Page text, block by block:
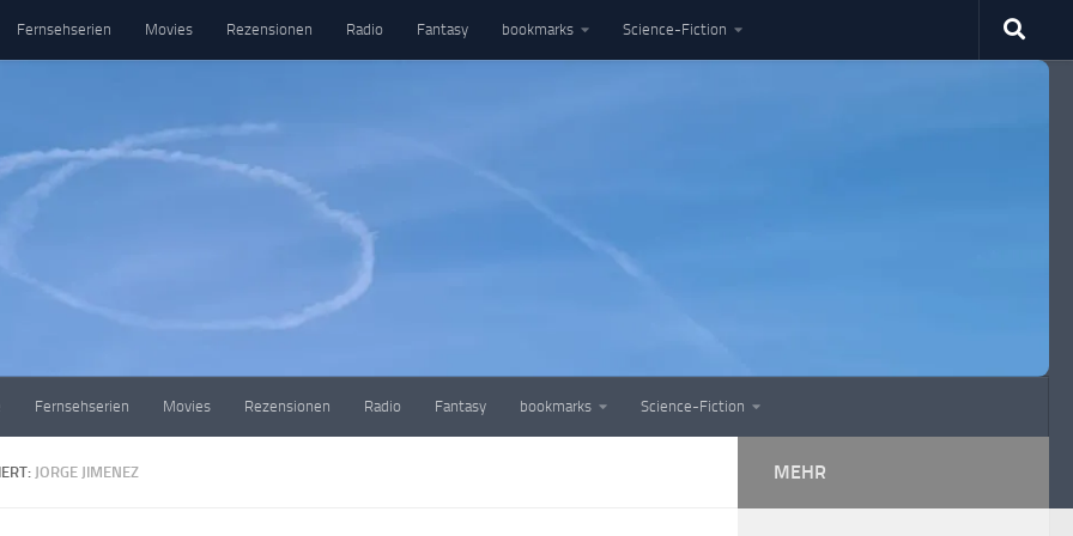
Fernsehserien Movies Rezensionen Radio Fantasy bookmarks Science-Fiction
Fernsehserien Movies Rezensionen Radio Fantasy bookmarks Science-Fiction
JORGE JIMENEZ MEHR